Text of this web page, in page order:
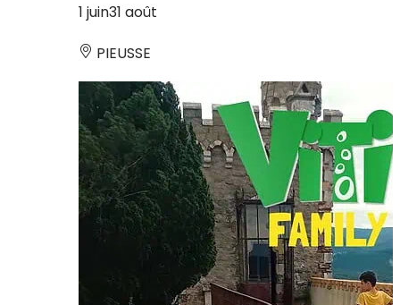
1 juin31 août
PIEUSSE